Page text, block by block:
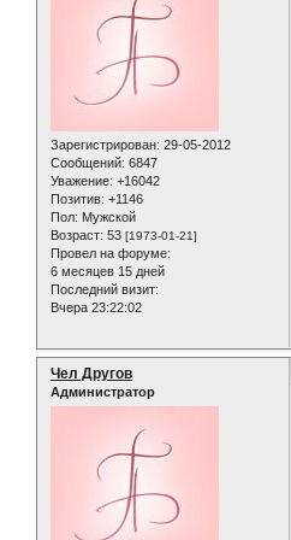
Зарегистрирован: 29-05-2012
Сообщений: 6847
Уважение: +16042
Позитив: +1146
Пол: Мужской
Возраст: 53 [1973-01-21]
Провел на форуме:
6 месяцев 15 дней
Последний визит:
Вчера 23:22:02
Чел Другов
Администратор